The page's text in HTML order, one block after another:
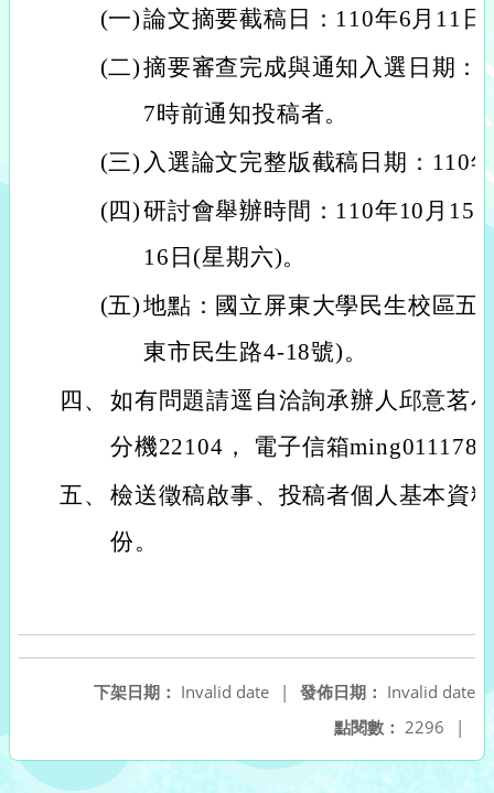
(一)論文摘要截稿日：110年6月11
(二)摘要審查完成與通知入選日期：
7時前通知投稿者。
(三) 入選論文完整版截稿日期：110
(四)研討會舉辦時間：110年10月15
16日(星期六)。
(五)地點：國立屏東大學民生校區五
東市民生路4-18號)。
四、 如有問題請逕自洽詢承辦人邱意茗
分機22104， 電子信箱
五、 檢送徵稿啟事、投稿者個人基本資
份。
發佈日期： Invalid date
下架日期： Invalid date
|
點閱數： 2296 |